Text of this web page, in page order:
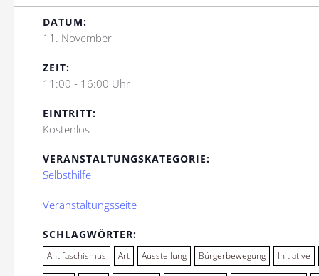
DATUM:
11. November
ZEIT:
11:00 - 16:00 Uhr
EINTRITT:
Kostenlos
VERANSTALTUNGSKATEGORIE:
Selbsthilfe
Veranstaltungsseite
SCHLAGWÖRTER:
Antifaschismus Art Ausstellung Bürgerbewegung Initiative